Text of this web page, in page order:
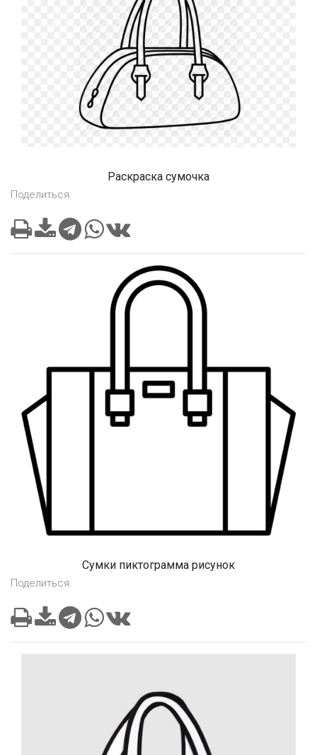
Раскраска сумочка
Поделиться:
Сумки пиктограмма рисунок
Поделиться: